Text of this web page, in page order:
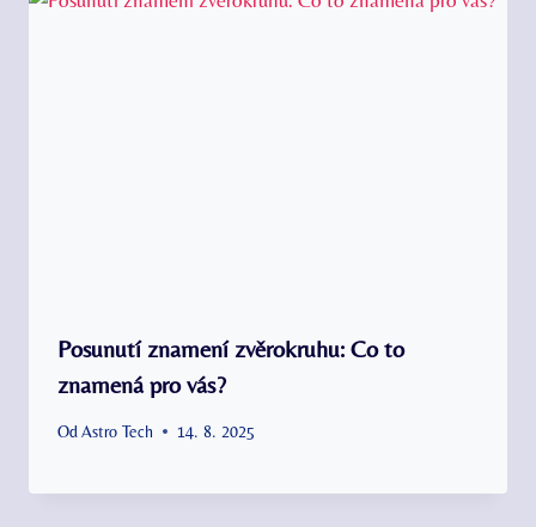
Posunutí znamení zvěrokruhu: Co to
znamená pro vás?
Od Astro Tech 14. 8. 2025